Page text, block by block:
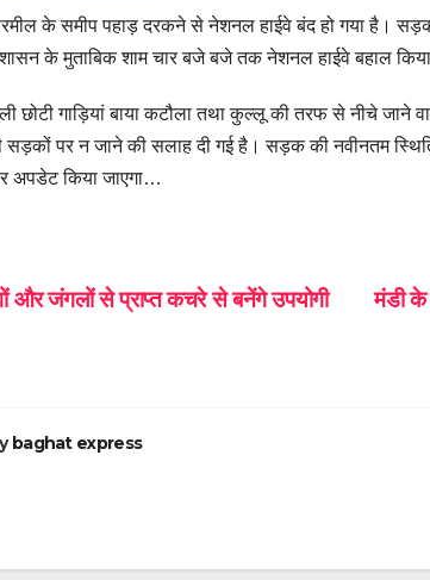
के समीप पहाड़ दरकने से नेशनल हाईवे बंद हो गया है।
के मुताबिक शाम चार बजे बजे तक नेशनल हाईवे बहाल
छोटी गाड़ियां बाया कटौला तथा कुल्लू की तरफ से नीचे जाने
सड़कों पर न जाने की सलाह दी गई है। सड़क की नवीनतम
अपडेट किया जाएगा…
मंडी के
और जंगलों से प्राप्त कचरे से बनेंगे उपयोगी
baghat express